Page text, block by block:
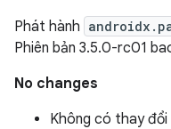
Phát hành
Phiên bản 3.5.0-rc01
No changes
Không có thay đổi